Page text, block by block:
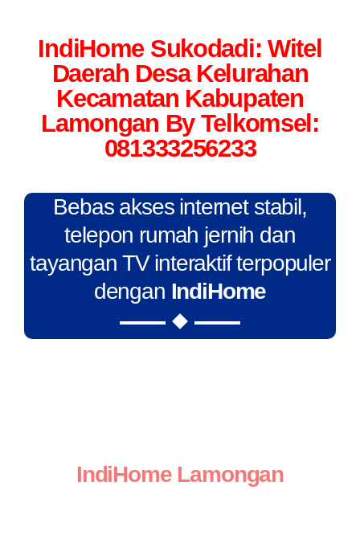
IndiHome Sukodadi: Witel
Daerah Desa Kelurahan
Kecamatan Kabupaten
Lamongan By Telkomsel:
081333256233
Bebas akses internet stabil,
telepon rumah jernih dan
tayangan TV interaktif terpopuler
dengan IndiHome
IndiHome Lamongan